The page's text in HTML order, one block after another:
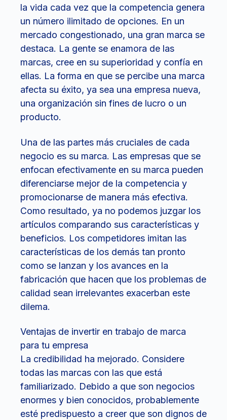
la vida cada vez que la competencia genera
un número ilimitado de opciones. En un
mercado congestionado, una gran marca se
destaca. La gente se enamora de las
marcas, cree en su superioridad y confía en
ellas. La forma en que se percibe una marca
afecta su éxito, ya sea una empresa nueva,
una organización sin fines de lucro o un
producto.
Una de las partes más cruciales de cada
negocio es su marca. Las empresas que se
enfocan efectivamente en su marca pueden
diferenciarse mejor de la competencia y
promocionarse de manera más efectiva.
Como resultado, ya no podemos juzgar los
artículos comparando sus características y
beneficios. Los competidores imitan las
características de los demás tan pronto
como se lanzan y los avances en la
fabricación que hacen que los problemas de
calidad sean irrelevantes exacerban este
dilema.
Ventajas de invertir en trabajo de marca
para tu empresa
La credibilidad ha mejorado. Considere
todas las marcas con las que está
familiarizado. Debido a que son negocios
enormes y bien conocidos, probablemente
esté predispuesto a creer que son dignos de